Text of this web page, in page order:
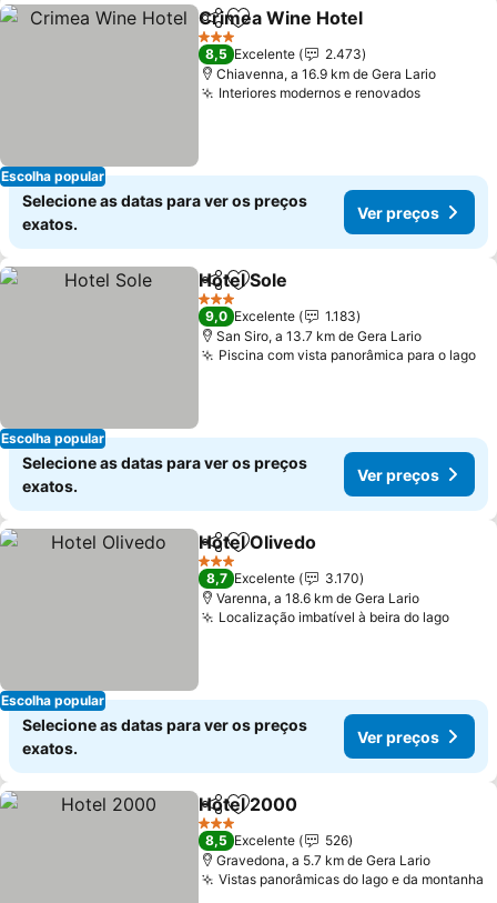
Escolha popular
PartilharAdicionar aos favoritos
Crimea Wine Hotel
3 Estrelas
8,5 Excelente
2.473
Chiavenna, a 16.9 km de Gera Lario
Interiores modernos e renovados
Selecione as datas para ver os preços
exatos.
Ver preços
Escolha popular
PartilharAdicionar aos favoritos
Hotel Sole
3 Estrelas
9,0 Excelente
1.183
San Siro, a 13.7 km de Gera Lario
Piscina com vista panorâmica para o lago
Selecione as datas para ver os preços
exatos.
Ver preços
Escolha popular
PartilharAdicionar aos favoritos
Hotel Olivedo
3 Estrelas
8,7 Excelente
3.170
Varenna, a 18.6 km de Gera Lario
Localização imbatível à beira do lago
Selecione as datas para ver os preços
exatos.
Ver preços
PartilharAdicionar aos favoritos
Hotel 2000
3 Estrelas
8,5 Excelente
526
Gravedona, a 5.7 km de Gera Lario
Vistas panorâmicas do lago e da montanha